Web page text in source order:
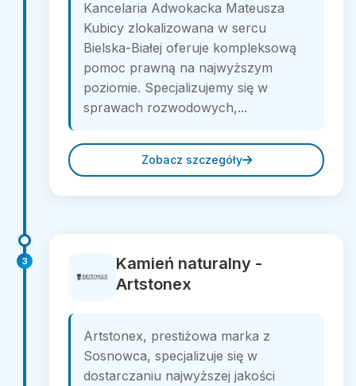
Kancelaria Adwokacka Mateusza
Kubicy zlokalizowana w sercu
Bielska-Białej oferuje kompleksową
pomoc prawną na najwyższym
poziomie. Specjalizujemy się w
sprawach rozwodowych,...
Zobacz szczegóły
3
Kamień naturalny -
Artstonex
Artstonex, prestiżowa marka z
Sosnowca, specjalizuje się w
dostarczaniu najwyższej jakości